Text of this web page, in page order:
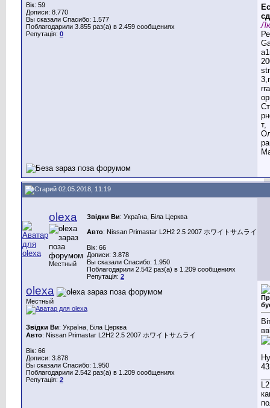
Вік: 59
Дописи: 8.770
Вы сказали Спасибо: 1.577
Поблагодарили 3.855 раз(а) в 2.459 сообщениях
Репутація: 0
т,
02.05.2018, 11:19
olexa
Местный
Звідки Ви: Україна, Біла Церква
Авто: Nissan Primastar L2H2 2.5 2007 ホワイトサムライ
Вік: 66
Дописи: 3.878
Вы сказали Спасибо: 1.950
Поблагодарили 2.542 раз(а) в 1.209 сообщениях
Репутація: 2
olexa
Местный
Звідки Ви: Україна, Біла Церква
Авто: Nissan Primastar L2H2 2.5 2007 ホワイトサムライ
Вік: 66
Дописи: 3.878
Вы сказали Спасибо: 1.950
Поблагодарили 2.542 раз(а) в 1.209 сообщениях
Репутація: 2